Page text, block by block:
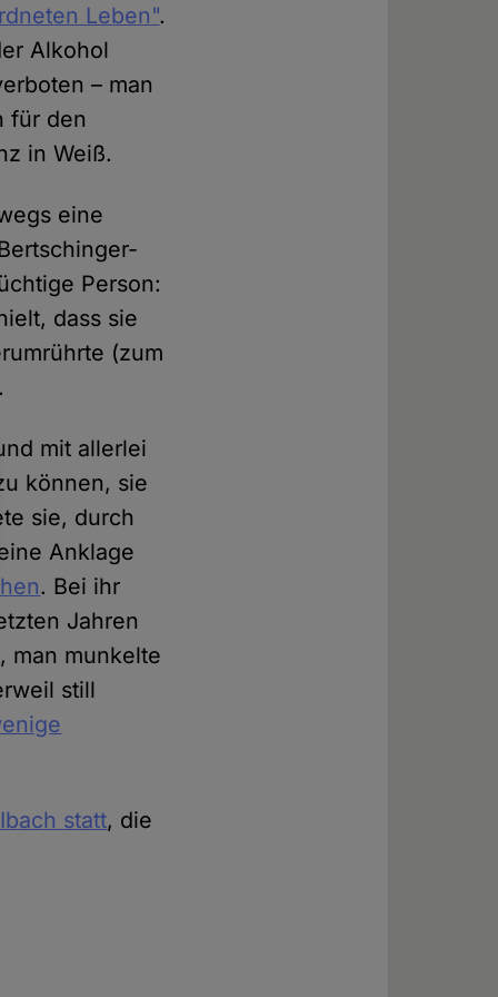
Leben".
Alkohol
– man
für den
in Weiß.
eine
Person:
dass sie
(zum
mit allerlei
können, sie
sie, durch
Anklage
. Bei ihr
Jahren
man munkelte
still
statt, die